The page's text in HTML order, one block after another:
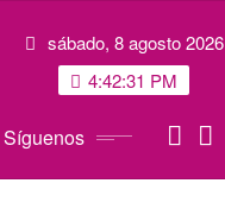
sábado, 8 agosto 2026
4:42:32 PM
Síguenos